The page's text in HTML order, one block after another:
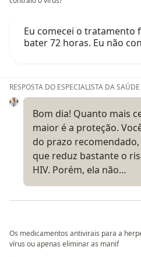
Eu comecei o tratamento
bater 72 horas. Eu não
RESPOSTA DO ESPECIALISTA DA
Bom dia! Quanto mais
maior é a proteção.
do prazo
que reduz bastante o
HIV. Porém, ela não…
Os medicamentos antivirais para a
vírus ou apenas eliminar as manif